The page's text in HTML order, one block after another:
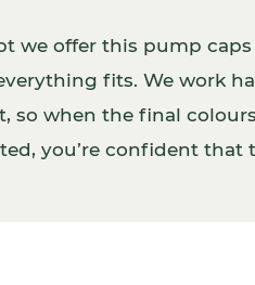
we offer this pump caps
fits. We work
so when the final
you’re confident that
perfectly with the